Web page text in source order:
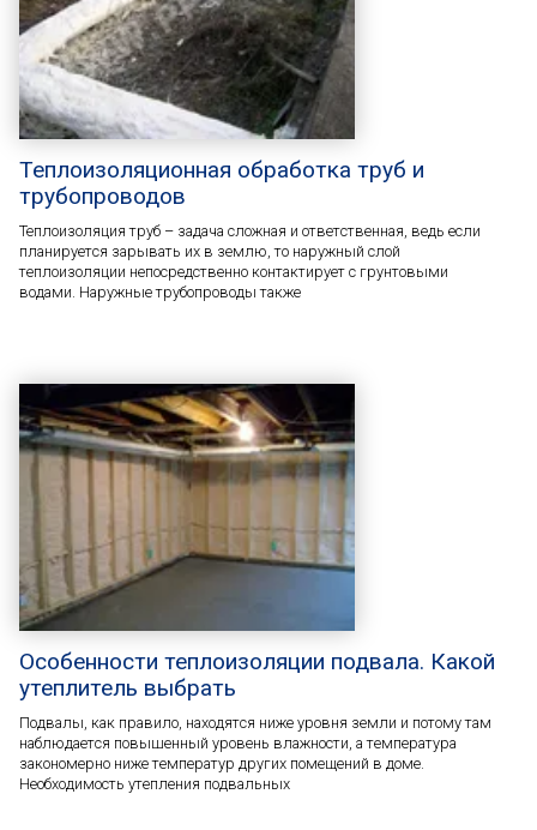
Теплоизоляционная обработка труб и
трубопроводов
Теплоизоляция труб – задача сложная и ответственная, ведь если
планируется зарывать их в землю, то наружный слой
теплоизоляции непосредственно контактирует с грунтовыми
водами. Наружные трубопроводы также
Особенности теплоизоляции подвала. Какой
утеплитель выбрать
Подвалы, как правило, находятся ниже уровня земли и потому там
наблюдается повышенный уровень влажности, а температура
закономерно ниже температур других помещений в доме.
Необходимость утепления подвальных